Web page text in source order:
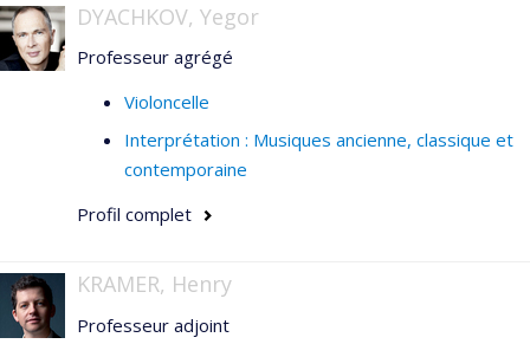
DYACHKOV, Yegor
Professeur agrégé
Violoncelle
Interprétation : Musiques ancienne, classique et
contemporaine
Profil complet
KRAMER, Henry
Professeur adjoint